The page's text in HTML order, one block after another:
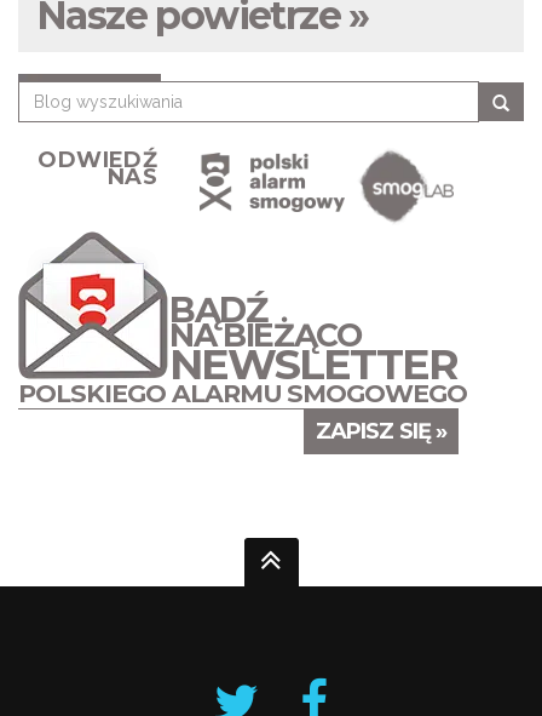
Nasze powietrze »
ODWIEDŹ
NAS
BĄDŹ
NA BIEŻĄCO
NEWSLETTER
POLSKIEGO ALARMU SMOGOWEGO
ZAPISZ SIĘ »